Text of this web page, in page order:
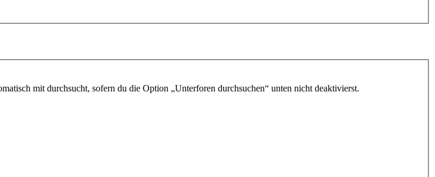
mit durchsucht, sofern du die Option „Unterforen durchsuchen“ unten nicht deaktivierst.